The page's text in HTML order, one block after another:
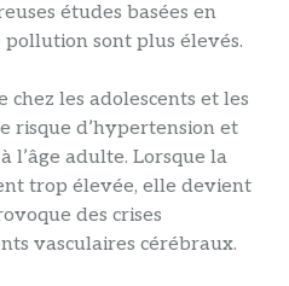
études basées en
sont plus élevés.
les adolescents et les
risque d’hypertension et
l’âge adulte. Lorsque la
trop élevée, elle devient
des crises
vasculaires cérébraux.